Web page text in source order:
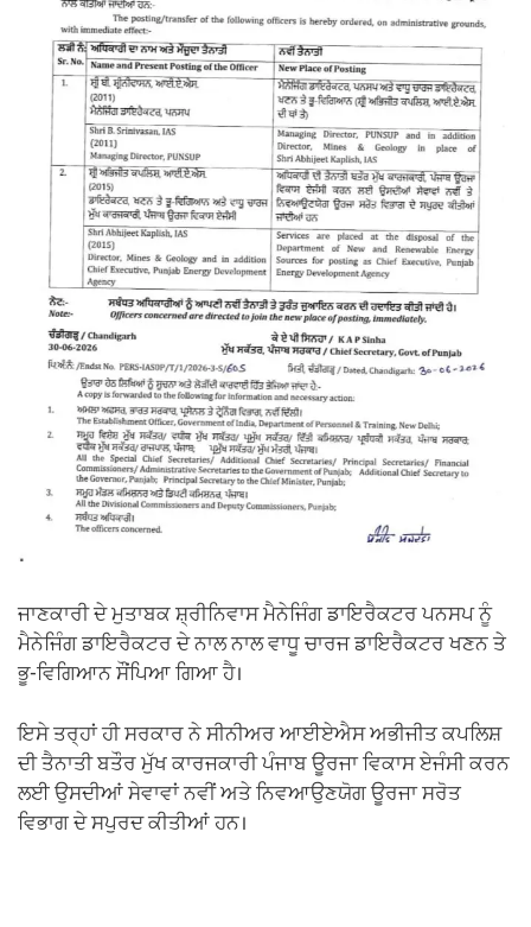
ਜਾਣਕਾਰੀ ਦੇ ਮੁਤਾਬਕ ਸ਼੍ਰੀਨਿਵਾਸ ਮੈਨੇਜਿੰਗ ਡਾਇਰੈਕਟਰ ਪਨਸਪ ਨੂੰ
ਮੈਨੇਜਿੰਗ ਡਾਇਰੈਕਟਰ ਦੇ ਨਾਲ ਨਾਲ ਵਾਧੂ ਚਾਰਜ ਡਾਇਰੈਕਟਰ ਖਣਨ ਤੇ
ਭੂ-ਵਿਗਿਆਨ ਸੌਂਪਿਆ ਗਿਆ ਹੈ।
ਇਸੇ ਤਰ੍ਹਾਂ ਹੀ ਸਰਕਾਰ ਨੇ ਸੀਨੀਅਰ ਆਈਏਐਸ ਅਭੀਜੀਤ ਕਪਲਿਸ਼
ਦੀ ਤੈਨਾਤੀ ਬਤੌਰ ਮੁੱਖ ਕਾਰਜਕਾਰੀ ਪੰਜਾਬ ਊਰਜਾ ਵਿਕਾਸ ਏਜੰਸੀ ਕਰਨ
ਲਈ ਉਸਦੀਆਂ ਸੇਵਾਵਾਂ ਨਵੀਂ ਅਤੇ ਨਿਵਆਉਣਯੋਗ ਊਰਜਾ ਸਰੋਤ
ਵਿਭਾਗ ਦੇ ਸਪੁਰਦ ਕੀਤੀਆਂ ਹਨ।